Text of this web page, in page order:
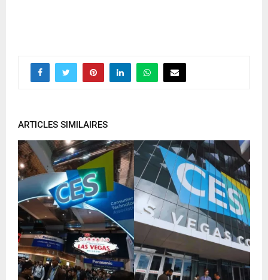
ARTICLES SIMILAIRES